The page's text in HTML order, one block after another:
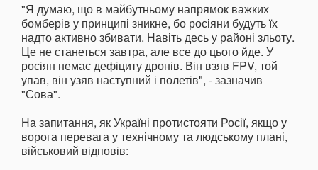
"Я думаю, що в майбутньому напрямок важких
бомберів у принципі зникне, бо росіяни будуть їх
надто активно збивати. Навіть десь у районі зльоту.
Це не станеться завтра, але все до цього йде. У
росіян немає дефіциту дронів. Він взяв FPV, той
упав, він узяв наступний і полетів", - зазначив
"Сова".
На запитання, як Україні протистояти Росії, якщо у
ворога перевага у технічному та людському плані,
військовий відповів: